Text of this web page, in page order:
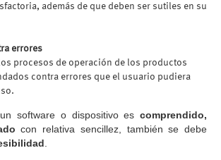
además de que deben ser sutiles en su
errores
los procesos de operación de los productos
contra errores que el usuario pudiera
software o dispositivo es comprendido,
con relativa sencillez, también se debe